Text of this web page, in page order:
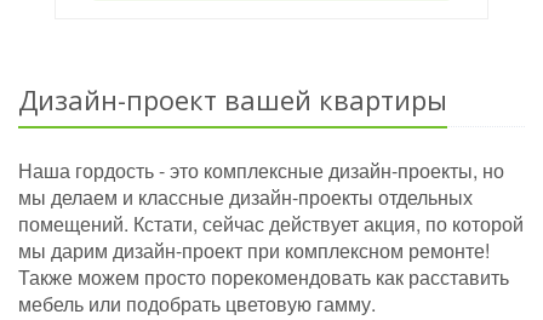
Дизайн-проект вашей квартиры
Наша гордость - это комплексные дизайн-проекты, но
мы делаем и классные дизайн-проекты отдельных
помещений. Кстати, сейчас действует акция, по которой
мы дарим дизайн-проект при комплексном ремонте!
Также можем просто порекомендовать как расставить
мебель или подобрать цветовую гамму.